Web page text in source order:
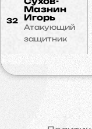
32
Мазнин
Игорь
Атакующий
защитник